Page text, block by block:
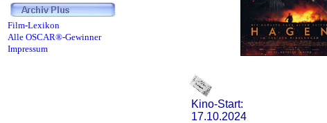
Kino-Start:
17.10.2024
Film-Lexikon
Alle OSCAR®-Gewinner
Impressum